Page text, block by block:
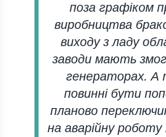
поза графіком
виробництва
виходу з ладу
заводи мають
генераторах. А
повинні бути
планово
на аварійну